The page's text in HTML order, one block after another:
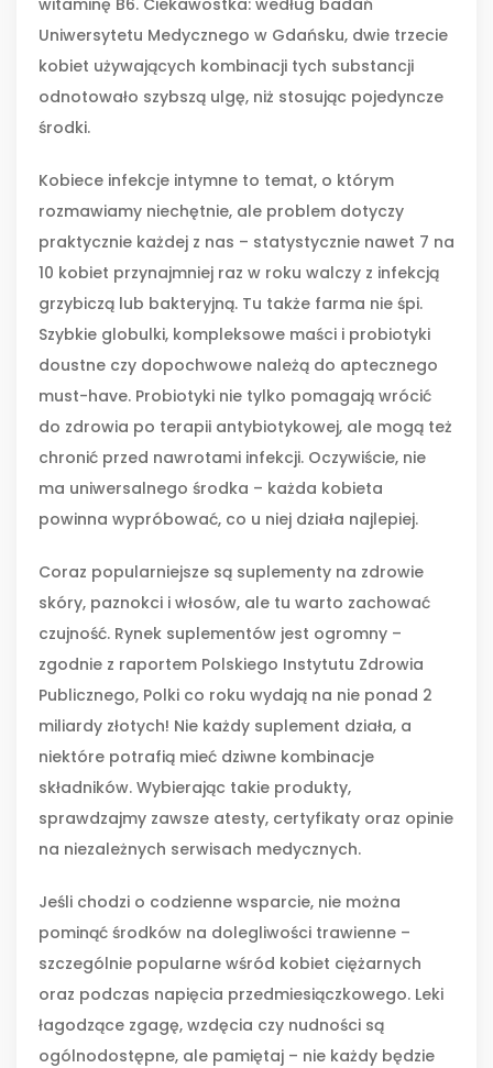
Uniwersytetu Medycznego w Gdańsku, dwie trzecie
kobiet używających kombinacji tych substancji
odnotowało szybszą ulgę, niż stosując pojedyncze
środki.
Kobiece infekcje intymne to temat, o którym
rozmawiamy niechętnie, ale problem dotyczy
praktycznie każdej z nas – statystycznie nawet 7 na
10 kobiet przynajmniej raz w roku walczy z infekcją
grzybiczą lub bakteryjną. Tu także farma nie śpi.
Szybkie globulki, kompleksowe maści i probiotyki
doustne czy dopochwowe należą do aptecznego
must-have. Probiotyki nie tylko pomagają wrócić
do zdrowia po terapii antybiotykowej, ale mogą też
chronić przed nawrotami infekcji. Oczywiście, nie
ma uniwersalnego środka – każda kobieta
powinna wypróbować, co u niej działa najlepiej.
Coraz popularniejsze są suplementy na zdrowie
skóry, paznokci i włosów, ale tu warto zachować
czujność. Rynek suplementów jest ogromny –
zgodnie z raportem Polskiego Instytutu Zdrowia
Publicznego, Polki co roku wydają na nie ponad 2
miliardy złotych! Nie każdy suplement działa, a
niektóre potrafią mieć dziwne kombinacje
składników. Wybierając takie produkty,
sprawdzajmy zawsze atesty, certyfikaty oraz opinie
na niezależnych serwisach medycznych.
Jeśli chodzi o codzienne wsparcie, nie można
pominąć środków na dolegliwości trawienne –
szczególnie popularne wśród kobiet ciężarnych
oraz podczas napięcia przedmiesiączkowego. Leki
łagodzące zgagę, wzdęcia czy nudności są
ogólnodostępne, ale pamiętaj – nie każdy będzie